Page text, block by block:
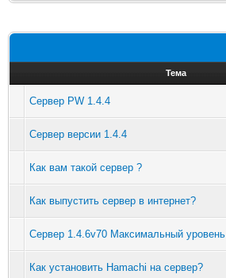
Тема
Сервер PW 1.4.4
Сервер версии 1.4.4
Как вам такой сервер ?
Как выпустить сервер в интернет?
Сервер 1.4.6v70 Максимальный уровень
Как установить Hamachi на сервер?